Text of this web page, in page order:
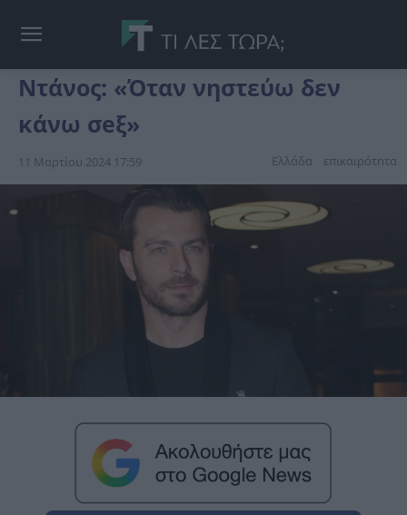
Ντάνος: «Όταν νηστεύω δεν
κάνω σeξ»
11 Μαρτίου 2024 17:59 Ελλάδα επικαιpότnτα